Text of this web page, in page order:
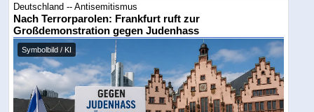
Deutschland -- Antisemitismus
Nach Terrorparolen: Frankfurt ruft zur
Großdemonstration gegen Judenhass
Symbolbild / KI